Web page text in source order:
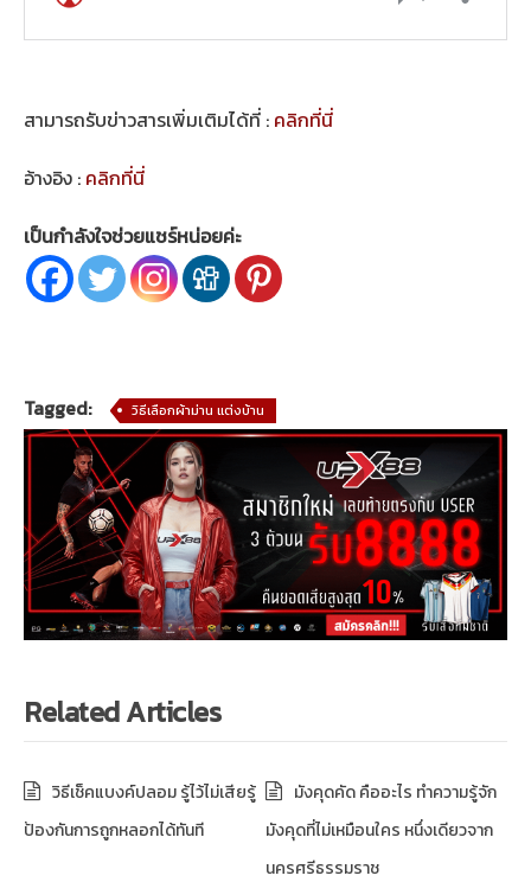
สามารถรับข่าวสารเพิ่มเติมได้ที่ : คลิกที่นี่
อ้างอิง : คลิกที่นี่
เป็นกำลังใจช่วยแชร์หน่อยค่ะ
Tagged: วิธีเลือกผ้าม่าน แต่งบ้าน
Related Articles
วิธีเช็คแบงค์ปลอม รู้ไว้ไม่เสียรู้
ป้องกันการถูกหลอกได้ทันที
มังคุดคัด คืออะไร ทำความรู้จัก
มังคุดที่ไม่เหมือนใคร หนึ่งเดียวจาก
นครศรีธรรมราช